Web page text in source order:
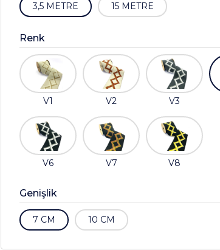
3,5 METRE 15 METRE
Renk
V1 V2 V3
V6 V7 V8
Genişlik
7 CM 10 CM